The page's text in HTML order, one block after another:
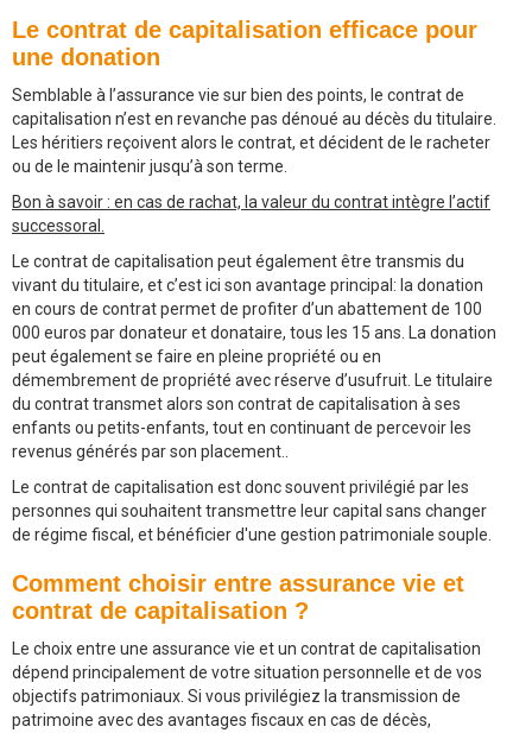
Le contrat de capitalisation efficace pour
une donation
Semblable à l’assurance vie sur bien des points, le contrat de
capitalisation n’est en revanche pas dénoué au décès du titulaire.
Les héritiers reçoivent alors le contrat, et décident de le racheter
ou de le maintenir jusqu’à son terme.
Bon à savoir : en cas de rachat, la valeur du contrat intègre l’actif
successoral.
Le contrat de capitalisation peut également être transmis du
vivant du titulaire, et c’est ici son avantage principal: la donation
en cours de contrat permet de profiter d’un abattement de 100
000 euros par donateur et donataire, tous les 15 ans. La donation
peut également se faire en pleine propriété ou en
démembrement de propriété avec réserve d’usufruit. Le titulaire
du contrat transmet alors son contrat de capitalisation à ses
enfants ou petits-enfants, tout en continuant de percevoir les
revenus générés par son placement..
Le contrat de capitalisation est donc souvent privilégié par les
personnes qui souhaitent transmettre leur capital sans changer
de régime fiscal, et bénéficier d'une gestion patrimoniale souple.
Comment choisir entre assurance vie et
contrat de capitalisation ?
Le choix entre une assurance vie et un contrat de capitalisation
dépend principalement de votre situation personnelle et de vos
objectifs patrimoniaux. Si vous privilégiez la transmission de
patrimoine avec des avantages fiscaux en cas de décès,